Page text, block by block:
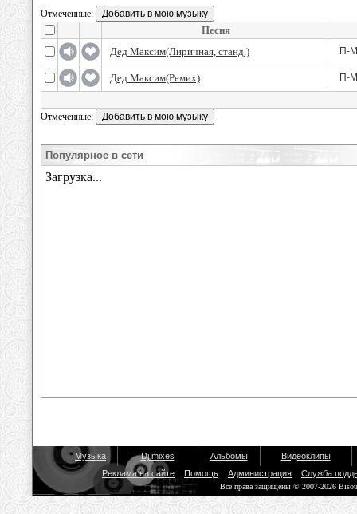
Отмеченные:
Песня
Дед Максим(Лиричная, станд.)
П-
Дед Максим(Ремих) П-
Отмеченные:
Популярное в сети
Музыка Dj mixes Альбомы
Видеоклипы
Реклама на сайте
Помощь Администрация Служба
Все права защищены © 2007-2026